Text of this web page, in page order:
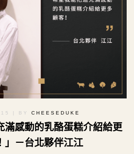
15 | BY CHEESEDUKE
滿感動的乳酪蛋糕介紹給更
」－台北夥伴江江